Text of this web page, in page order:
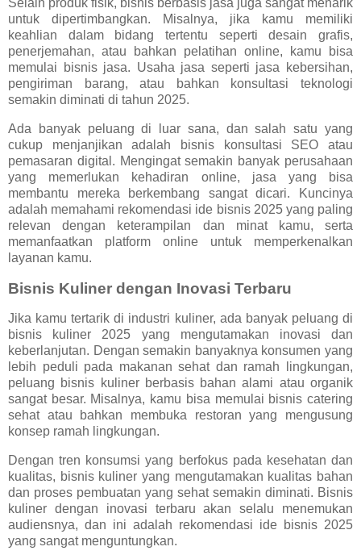
untuk dipertimbangkan. Misalnya, jika kamu memiliki
keahlian dalam bidang tertentu seperti desain grafis,
penerjemahan, atau bahkan pelatihan online, kamu bisa
memulai bisnis jasa. Usaha jasa seperti jasa kebersihan,
pengiriman barang, atau bahkan konsultasi teknologi
semakin diminati di tahun 2025.
Ada banyak peluang di luar sana, dan salah satu yang
cukup menjanjikan adalah bisnis konsultasi SEO atau
pemasaran digital. Mengingat semakin banyak perusahaan
yang memerlukan kehadiran online, jasa yang bisa
membantu mereka berkembang sangat dicari. Kuncinya
adalah memahami rekomendasi ide bisnis 2025 yang paling
relevan dengan keterampilan dan minat kamu, serta
memanfaatkan platform online untuk memperkenalkan
layanan kamu.
Bisnis Kuliner dengan Inovasi Terbaru
Jika kamu tertarik di industri kuliner, ada banyak peluang di
bisnis kuliner 2025 yang mengutamakan inovasi dan
keberlanjutan. Dengan semakin banyaknya konsumen yang
lebih peduli pada makanan sehat dan ramah lingkungan,
peluang bisnis kuliner berbasis bahan alami atau organik
sangat besar. Misalnya, kamu bisa memulai bisnis catering
sehat atau bahkan membuka restoran yang mengusung
konsep ramah lingkungan.
Dengan tren konsumsi yang berfokus pada kesehatan dan
kualitas, bisnis kuliner yang mengutamakan kualitas bahan
dan proses pembuatan yang sehat semakin diminati. Bisnis
kuliner dengan inovasi terbaru akan selalu menemukan
audiensnya, dan ini adalah rekomendasi ide bisnis 2025
yang sangat menguntungkan.